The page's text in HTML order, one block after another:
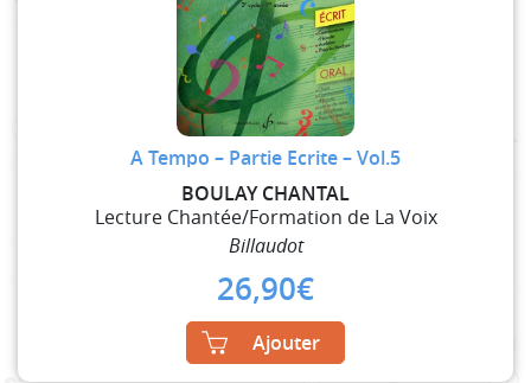
A Tempo – Partie Ecrite – Vol.5
BOULAY CHANTAL
Lecture Chantée/Formation de La Voix
Billaudot
26,90€
Ajouter